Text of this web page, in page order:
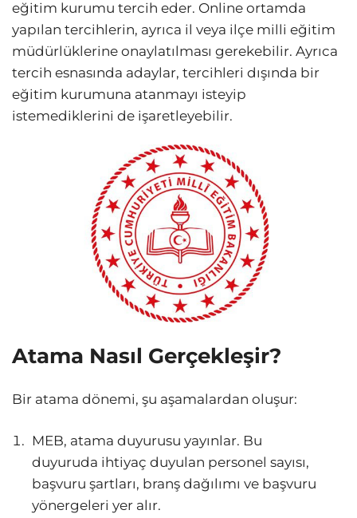
eğitim kurumu tercih eder. Online ortamda
yapılan tercihlerin, ayrıca il veya ilçe milli eğitim
müdürlüklerine onaylatılması gerekebilir. Ayrıca
tercih esnasında adaylar, tercihleri dışında bir
eğitim kurumuna atanmayı isteyip
istemediklerini de işaretleyebilir.
Atama Nasıl Gerçekleşir?
Bir atama dönemi, şu aşamalardan oluşur:
MEB, atama duyurusu yayınlar. Bu
duyuruda ihtiyaç duyulan personel sayısı,
başvuru şartları, branş dağılımı ve başvuru
yönergeleri yer alır.